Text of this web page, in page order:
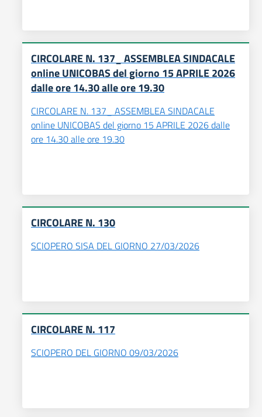
CIRCOLARE N. 137_ ASSEMBLEA SINDACALE
online UNICOBAS del giorno 15 APRILE 2026
dalle ore 14.30 alle ore 19.30
CIRCOLARE N. 137_ ASSEMBLEA SINDACALE
online UNICOBAS del giorno 15 APRILE 2026 dalle
ore 14.30 alle ore 19.30
CIRCOLARE N. 130
SCIOPERO SISA DEL GIORNO 27/03/2026
CIRCOLARE N. 117
SCIOPERO DEL GIORNO 09/03/2026